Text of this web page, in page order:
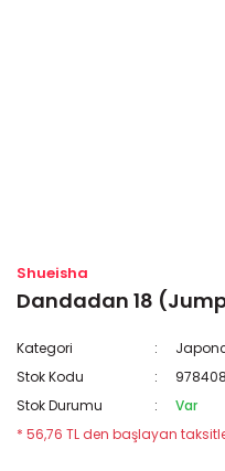
Shueisha
Dandadan 18
Kategori
Stok Kodu
Stok Durumu
Var
* 56,76 TL den başlayan